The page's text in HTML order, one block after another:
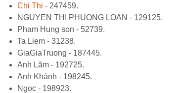
Chị Thi - 247459.
NGUYEN THI PHUONG LOAN - 129125.
Pham Hung son - 52739.
Ta Liem - 31238.
GiaGiaTruong - 187445.
Anh Lãm - 192725.
Anh Khánh - 198245.
Ngọc - 198923.